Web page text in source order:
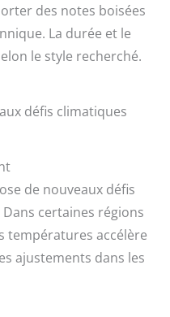
des notes boisées
La durée et le
le style recherché.
défis climatiques
de nouveaux défis
certaines régions
températures accélère
ajustements dans les